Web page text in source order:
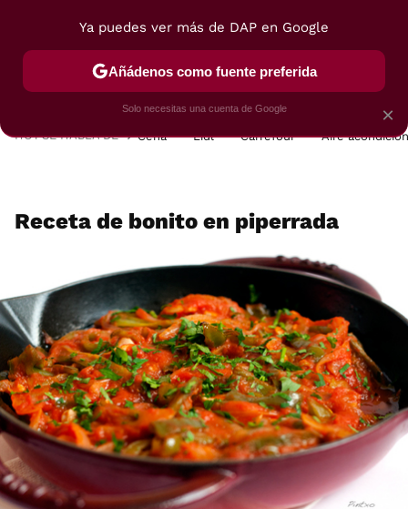
POSTRES VIAJES SELECCIÓN VEGUI
HOY SE HABLA DE Cena Lidl Carrefour Aire
Receta de bonito en piperrada
×
Ya puedes ver más de DAP en Google
Añádenos como fuente preferida
Solo necesitas una cuenta de Google